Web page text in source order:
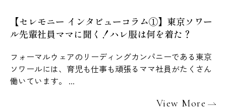
【セレモニー インタビューコラム①】東京ソワー
ル先輩社員ママに聞く！ハレ服は何を着た？
フォーマルウェアのリーディングカンパニーである東京
ソワールには、育児も仕事も頑張るママ社員がたくさん
働いています。 ...
View More